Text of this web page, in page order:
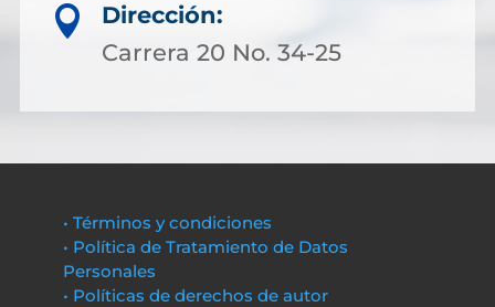

Dirección:
Carrera 20 No. 34-25
• Términos y condiciones
• Política de Tratamiento de Datos
Personales
• Políticas de derechos de autor